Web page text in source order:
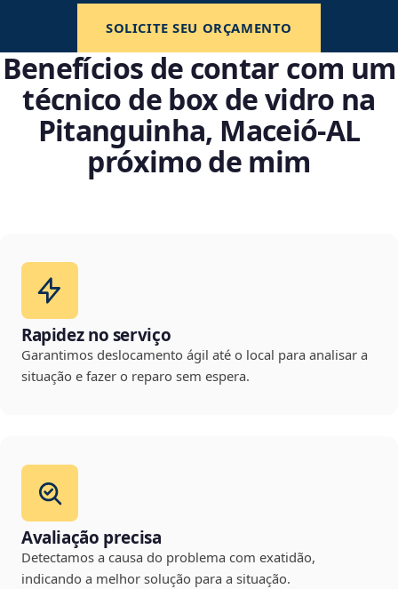
SOLICITE SEU ORÇAMENTO
Benefícios de contar com um
técnico de box de vidro na
Pitanguinha, Maceió‑AL
próximo de mim
Rapidez no serviço
Garantimos deslocamento ágil até o local para analisar a
situação e fazer o reparo sem espera.
Avaliação precisa
Detectamos a causa do problema com exatidão,
indicando a melhor solução para a situação.